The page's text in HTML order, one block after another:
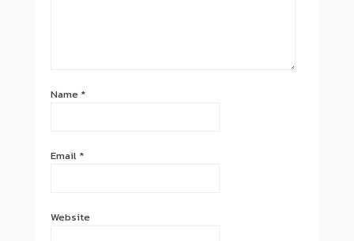
Name *
Email *
Website